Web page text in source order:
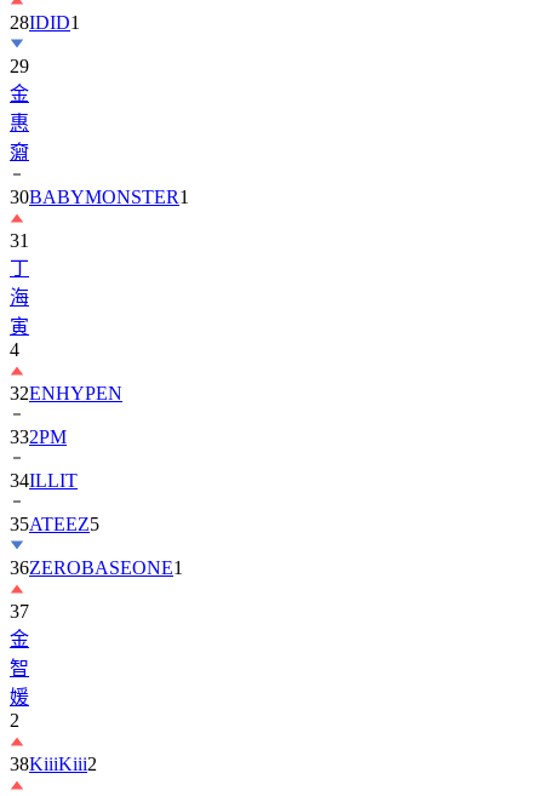
28IDID1
29
金
惠
奫
30BABYMONSTER1
31
丁
海
寅
4
32ENHYPEN
332PM
34ILLIT
35ATEEZ5
36ZEROBASEONE1
37
金
智
媛
2
38KiiiKiii2